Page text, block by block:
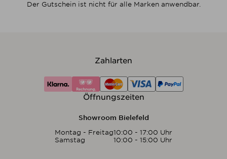
Der Gutschein ist nicht für alle Marken anwendbar.
Zahlarten
Öffnungszeiten
Showroom Bielefeld
Montag - Freitag10:00 - 17:00 Uhr
Samstag
10:00 - 15:00 Uhr